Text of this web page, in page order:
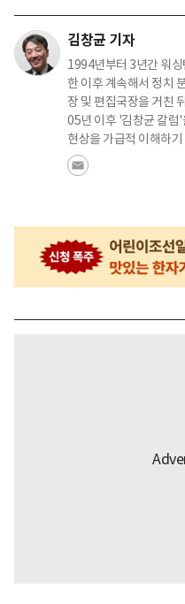
김창균 기자
1994년부터 3년간 워
한 이후 계속해서 정치
장 및 편집국장을 거친
05년 이후 '김창균 칼럼'
현상을 가급적 이해하